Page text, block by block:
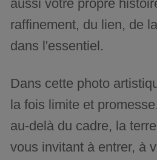
aussi votre propre
raffinement, du lien, de
dans l'essentiel.
Dans cette photo
la fois limite et
au-delà du cadre, la
vous invitant à entrer, à